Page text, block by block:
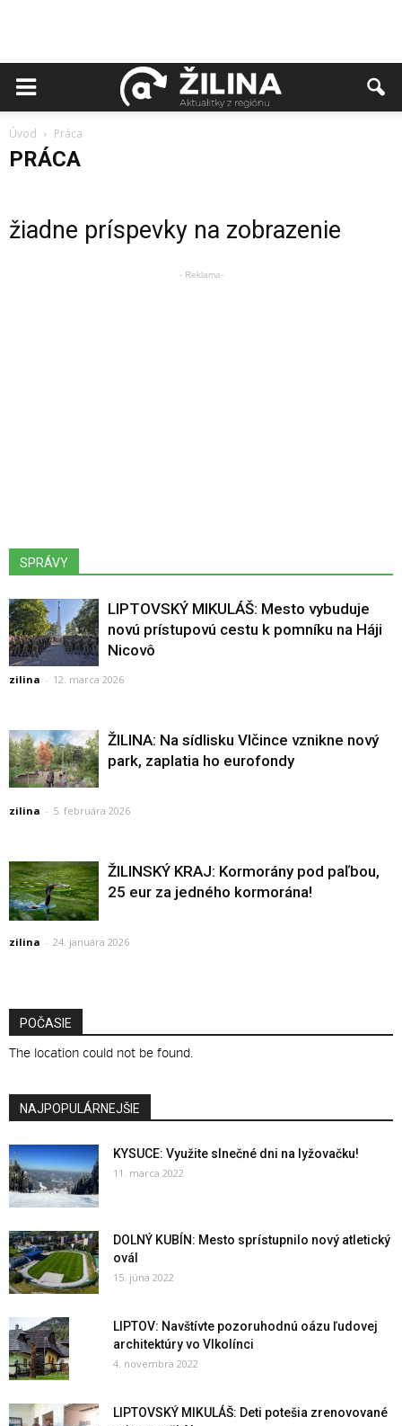
Úvod Práca
PRÁCA
žiadne príspevky na zobrazenie
- Reklama-
SPRÁVY
LIPTOVSKÝ MIKULÁŠ: Mesto vybuduje
novú prístupovú cestu k pomníku na Háji
Nicovô
zilina - 12. marca 2026
ŽILINA: Na sídlisku Vlčince vznikne nový
park, zaplatia ho eurofondy
zilina - 5. februára 2026
ŽILINSKÝ KRAJ: Kormorány pod paľbou,
25 eur za jedného kormorána!
zilina - 24. januára 2026
POČASIE
The location could not be found.
NAJPOPULÁRNEJŠIE
KYSUCE: Využite slnečné dni na lyžovačku!
11. marca 2022
DOLNÝ KUBÍN: Mesto sprístupnilo nový atletický
ovál
15. júna 2022
LIPTOV: Navštívte pozoruhodnú oázu ľudovej
architektúry vo Vlkolínci
4. novembra 2022
LIPTOVSKÝ MIKULÁŠ: Deti potešia zrenovované